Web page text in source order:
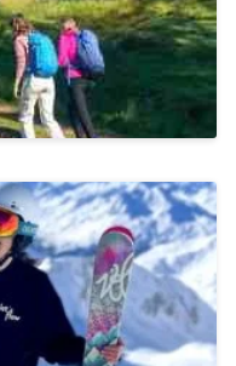
Ab 1.345€
&
In Kaprun
Land